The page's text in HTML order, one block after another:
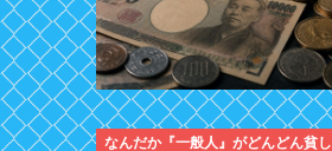
なんだか『一般人』がどんどん貧